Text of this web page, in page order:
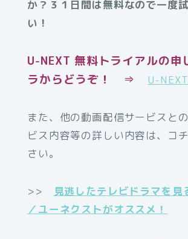
か？３１日間は無料なので一度
い！
U-NEXT 無料トライアルの申
ラからどうぞ！ ⇒
U-NEXT
また、他の動画配信サービスと
ビス内容等の詳しい内容は、コ
さい。
>>
見逃したテレビドラマを見
／ユーネクストがオススメ！